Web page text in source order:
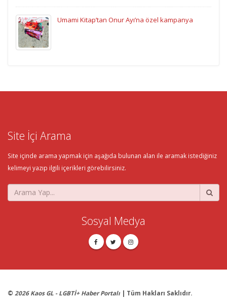
Umami Kitap’tan Onur Ayı’na özel kampanya
Site İçi Arama
Site içinde arama yapmak için aşağıda bulunan alan ile aramak istediğiniz
kelimeyi yazıp ilgili içerikleri görebilirsiniz.
Sosyal Medya
© 2026 Kaos GL - LGBTİ+ Haber Portalı | Tüm Hakları Saklıdır.